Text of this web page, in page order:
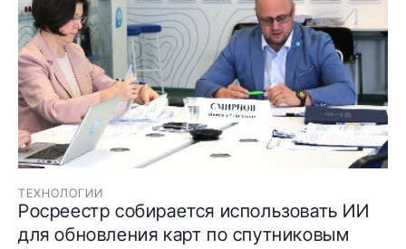
ТЕХНОЛОГИИ
Росреестр собирается использовать ИИ
для обновления карт по спутниковым